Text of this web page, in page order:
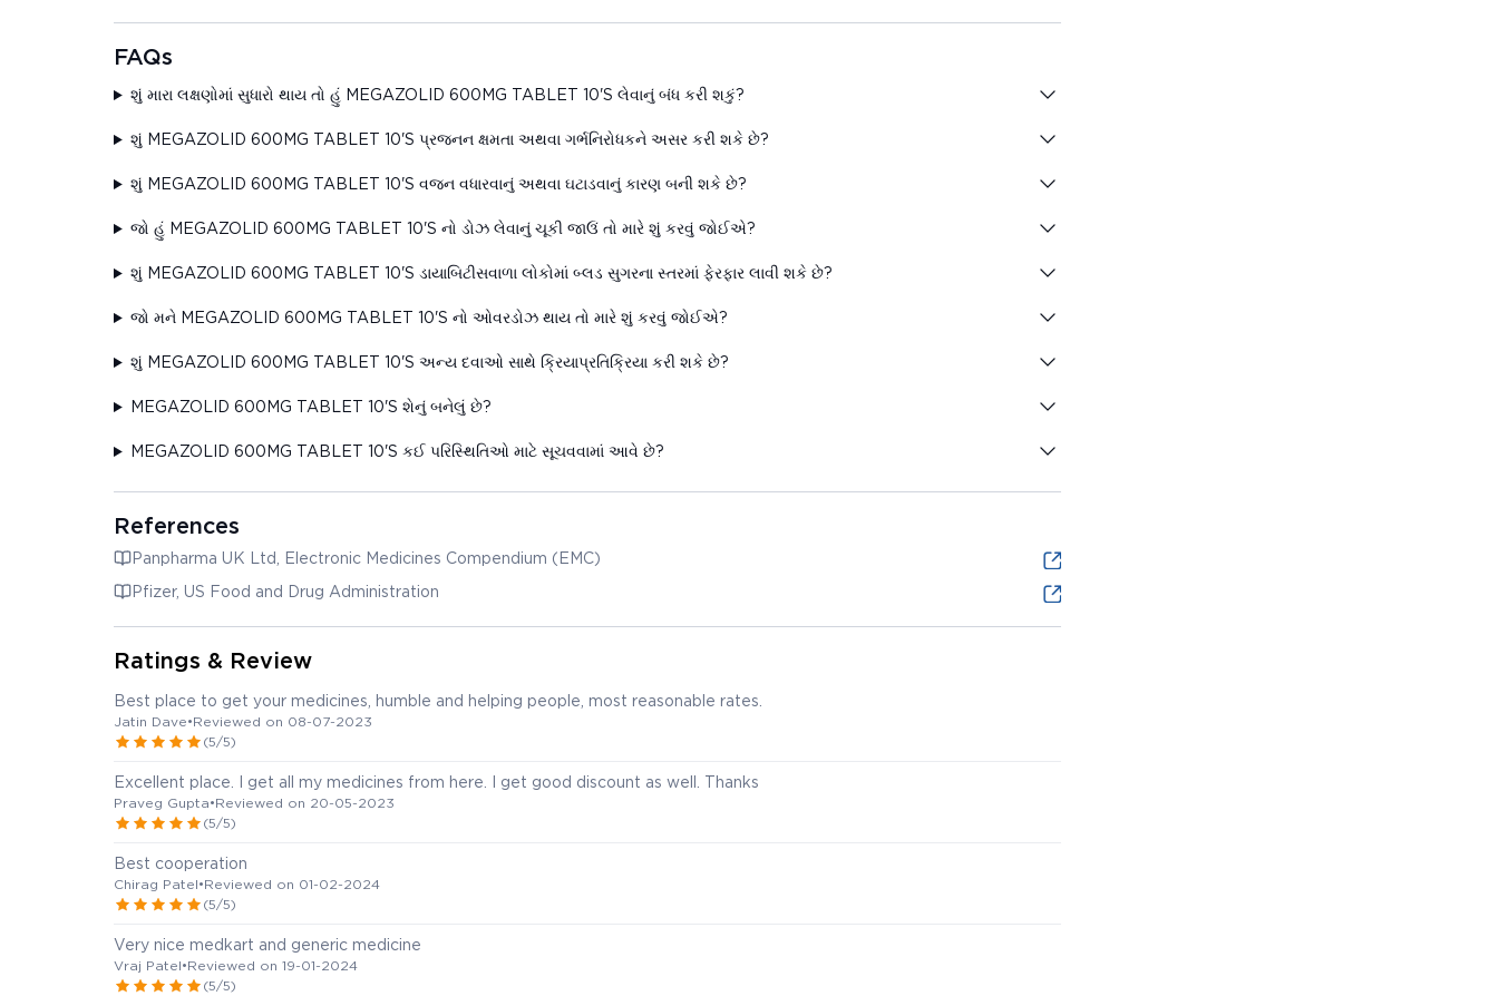
FAQs
શું મારા લક્ષણોમાં સુધારો થાય તો હું MEGAZOLID 600MG TABLET 10'S લેવાનું બંધ કરી શકું?
શું MEGAZOLID 600MG TABLET 10'S પ્રજનન ક્ષમતા અથવા ગર્ભનિરોધકને અસર કરી શકે છે?
શું MEGAZOLID 600MG TABLET 10'S વજન વધારવાનું અથવા ઘટાડવાનું કારણ બની શકે છે?
જો હું MEGAZOLID 600MG TABLET 10'S નો ડોઝ લેવાનું ચૂકી જાઉં તો મારે શું કરવું જોઈએ?
શું MEGAZOLID 600MG TABLET 10'S ડાયાબિટીસવાળા લોકોમાં બ્લડ સુગરના સ્તરમાં ફેરફાર લાવી શકે છે?
જો મને MEGAZOLID 600MG TABLET 10'S નો ઓવરડોઝ થાય તો મારે શું કરવું જોઈએ?
શું MEGAZOLID 600MG TABLET 10'S અન્ય દવાઓ સાથે ક્રિયાપ્રતિક્રિયા કરી શકે છે?
MEGAZOLID 600MG TABLET 10'S શેનું બનેલું છે?
MEGAZOLID 600MG TABLET 10'S કઈ પરિસ્થિતિઓ માટે સૂચવવામાં આવે છે?
References
Panpharma UK Ltd, Electronic Medicines Compendium (EMC)
Pfizer, US Food and Drug Administration
Ratings & Review
Best place to get your medicines, humble and helping people, most reasonable rates.
Jatin Dave•Reviewed on 08-07-2023
(5/5)
Excellent place. I get all my medicines from here. I get good discount as well. Thanks
Praveg Gupta•Reviewed on 20-05-2023
(5/5)
Best cooperation
Chirag Patel•Reviewed on 01-02-2024
(5/5)
Very nice medkart and generic medicine
Vraj Patel•Reviewed on 19-01-2024
(5/5)